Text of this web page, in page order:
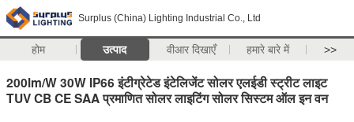
Surplus (China) Lighting Industrial Co., Ltd
होम उत्पाद वीआर दिखाएँ हमारे बारे में >>
200lm/W 30W IP66 इंटीग्रेटेड इंटेलिजेंट सोलर एलईडी स्ट्रीट लाइट
TUV CB CE SAA प्रमाणित सोलर लाइटिंग सोलर सिस्टम ऑल इन वन